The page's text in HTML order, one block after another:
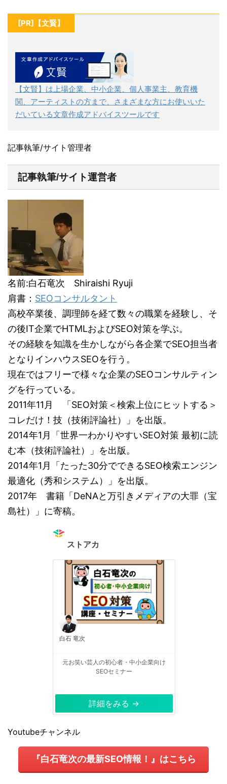
[PR]【文賢】
【文賢】は上場企業、中小企業、個人事業主、教育機
関、アーティストの方まで、さまざまな方にお使いいた
だいている文章作成アドバイスツールです
記事執筆/サイト管理者
記事執筆/サイト運営者
名前:白石竜次 Shiraishi Ryuji
肩書： SEOコンサルタント
高校卒業後、調理師を経て数々の職業を経験し、そ
の後IT企業でHTMLおよびSEO対策を学ぶ。
その経験を知識を生かしながら各企業でSEO担当者
となりインハウスSEOを行う。
現在ではフリーで様々な企業のSEOコンサルティン
グを行っている。
2011年11月 「SEO対策＜検索上位にヒットする＞
コレだけ！技（技術評論社）」を出版。
2014年1月「世界一わかりやすいSEO対策 最初に読
む本（技術評論社）」を出版。
2014年1月「たった30分でできるSEO検索エンジン
最適化（秀和システム）」を出版。
2017年 書籍「DeNAと万引きメディアの大罪（宝
島社）」に寄稿。
ストアカ
白石 竜次
元お笑い芸人の初心者・中小企業向け
SEOセミナー
詳細をみる →
Youtubeチャンネル
『白石竜次の最新SEO情報！』はこちら